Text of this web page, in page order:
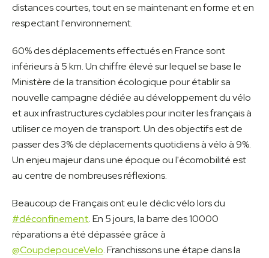
distances courtes, tout en se maintenant en forme et en
respectant l'environnement.
60% des déplacements effectués en France sont
inférieurs à 5 km. Un chiffre élevé sur lequel se base le
Ministère de la transition écologique pour établir sa
nouvelle campagne dédiée au développement du vélo
et aux infrastructures cyclables pour inciter les français à
utiliser ce moyen de transport. Un des objectifs est de
passer des 3% de déplacements quotidiens à vélo à 9%.
Un enjeu majeur dans une époque ou l'écomobilité est
au centre de nombreuses réflexions.
Beaucoup de Français ont eu le déclic vélo lors du
#déconfinement. En 5 jours, la barre des 10000
réparations a été dépassée grâce à
@CoupdepouceVelo. Franchissons une étape dans la